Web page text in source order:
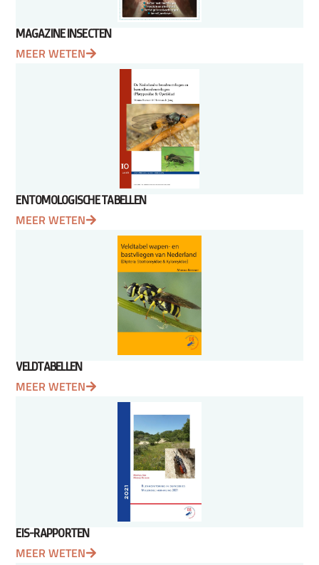
MAGAZINE INSECTEN
MEER WETEN
ENTOMOLOGISCHE TABELLEN
MEER WETEN
VELDTABELLEN
MEER WETEN
EIS-RAPPORTEN
MEER WETEN